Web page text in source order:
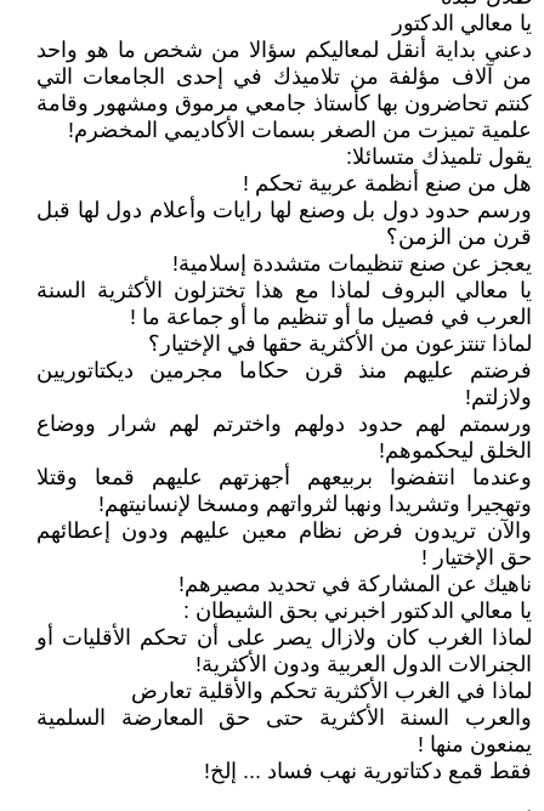
يا معالي الدكتور
دعني بداية أنقل لمعاليكم سؤالا من شخص ما هو واحد
من آلاف مؤلفة من تلاميذك في إحدى الجامعات التي
كنتم تحاضرون بها كأستاذ جامعي مرموق ومشهور وقامة
علمية تميزت من الصغر بسمات الأكاديمي المخضرم!
يقول تلميذك متسائلا:
هل من صنع أنظمة عربية تحكم !
ورسم حدود دول بل وصنع لها رايات وأعلام دول لها قبل
قرن من الزمن؟
يعجز عن صنع تنظيمات متشددة إسلامية!
يا معالي البروف لماذا مع هذا تختزلون الأكثرية السنة
العرب في فصيل ما أو تنظيم ما أو جماعة ما !
لماذا تنتزعون من الأكثرية حقها في الإختيار؟
فرضتم عليهم منذ قرن حكاما مجرمين ديكتاتوريين
ولازلتم!
ورسمتم لهم حدود دولهم واخترتم لهم شرار ووضاع
الخلق ليحكموهم!
وعندما انتفضوا بربيعهم أجهزتهم عليهم قمعا وقتلا
وتهجيرا وتشريدا ونهبا لثرواتهم ومسخا لإنسانيتهم!
والآن تريدون فرض نظام معين عليهم ودون إعطائهم
حق الإختيار !
ناهيك عن المشاركة في تحديد مصيرهم!
يا معالي الدكتور اخبرني بحق الشيطان :
لماذا الغرب كان ولازال يصر على أن تحكم الأقليات أو
الجنرالات الدول العربية ودون الأكثرية!
لماذا في الغرب الأكثرية تحكم والأقلية تعارض
والعرب السنة الأكثرية حتى حق المعارضة السلمية
يمنعون منها !
فقط قمع دكتاتورية نهب فساد ... إلخ!